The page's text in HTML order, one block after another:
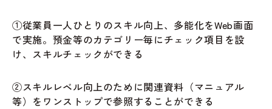
①従業員一人ひとりのスキル向上、多能化をWeb画面
で実施。預金等のカテゴリー毎にチェック項目を設
け、スキルチェックができる
②スキルレベル向上のために関連資料（マニュアル
等）をワンストップで参照することができる